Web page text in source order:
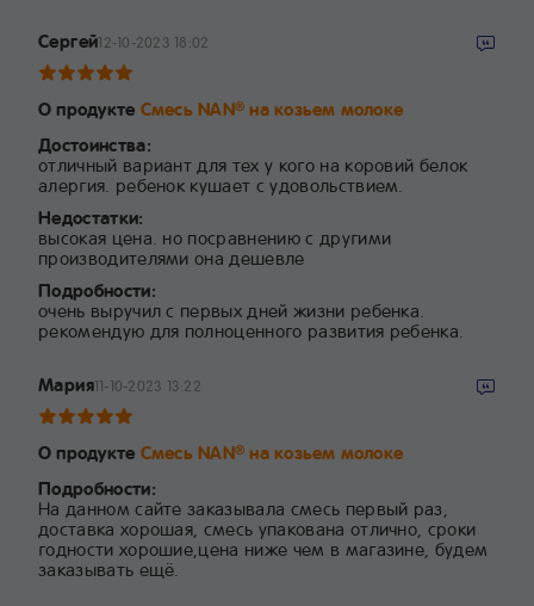
Сергей12-10-2023 18:02
О продукте Смесь NAN® на козьем молоке
Достоинства:
отличный вариант для тех у кого на коровий белок
алергия. ребенок кушает с удовольствием.
Недостатки:
высокая цена. но посравнению с другими
производителями она дешевле
Подробности:
очень выручил с первых дней жизни ребенка.
рекомендую для полноценного развития ребенка.
Мария11-10-2023 13:22
О продукте Смесь NAN® на козьем молоке
Подробности:
На данном сайте заказывала смесь первый раз,
доставка хорошая, смесь упакована отлично, сроки
годности хорошие,цена ниже чем в магазине, будем
заказывать ещё.